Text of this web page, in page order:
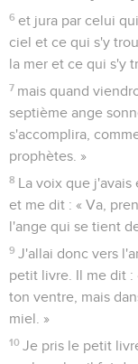
6 et jura par celui
ciel et ce qui s'y
la mer et ce qui s'y
7 mais quand
septième ange
s'accomplira,
prophètes. »
8 La voix que
et me dit : « Va,
l'ange qui se tient
9 J'allai donc vers
petit livre. Il me dit :
ton ventre, mais
miel. »
10 Je pris le petit